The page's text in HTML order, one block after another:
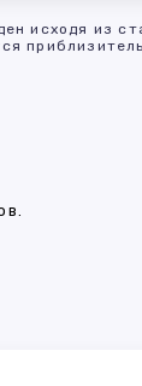
исходя из